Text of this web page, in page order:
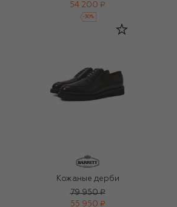
54 200 ₽
-30%
Кожаные дерби
79 950 ₽
55 950 ₽